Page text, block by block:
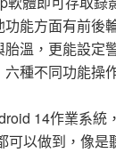
能方面有前後
溫，更能設定
種不同功能操
14作業系統
可以做到，像是